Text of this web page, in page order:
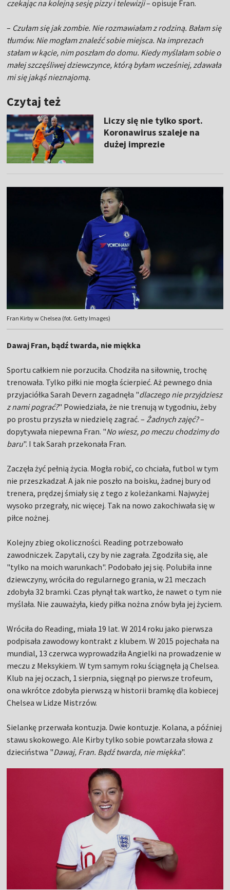
czekając na kolejną sesję pizzy i telewizji– opisuje Fran.
– Czułam się jak zombie. Nie rozmawiałam z rodziną. Bałam się
tłumów. Nie mogłam znaleźć sobie miejsca. Na imprezach
stałam w kącie, nim poszłam do domu. Kiedy myślałam sobie o
małej szczęśliwej dziewczynce, którą byłam wcześniej, zdawała
mi się jakąś nieznajomą.
Czytaj też
Liczy się nie tylko sport.
Koronawirus szaleje na
dużej imprezie
Fran Kirby w Chelsea (fot. Getty Images)
Dawaj Fran, bądź twarda, nie miękka
Sportu całkiem nie porzuciła. Chodziła na siłownię, trochę
trenowała. Tylko piłki nie mogła ścierpieć. Aż pewnego dnia
przyjaciółka Sarah Devern zagadnęła "dlaczego nie przyjdziesz
z nami pograć?" Powiedziała, że nie trenują w tygodniu, żeby
po prostu przyszła w niedzielę zagrać. – Żadnych zajęć?–
dopytywała niepewna Fran. "No wiesz, po meczu chodzimy do
baru". I tak Sarah przekonała Fran.
Zaczęła żyć pełnią życia. Mogła robić, co chciała, futbol w tym
nie przeszkadzał. A jak nie poszło na boisku, żadnej bury od
trenera, prędzej śmiały się z tego z koleżankami. Najwyżej
wysoko przegrały, nic więcej. Tak na nowo zakochiwała się w
piłce nożnej.
Kolejny zbieg okoliczności. Reading potrzebowało
zawodniczek. Zapytali, czy by nie zagrała. Zgodziła się, ale
"tylko na moich warunkach". Podobało jej się. Polubiła inne
dziewczyny, wróciła do regularnego grania, w 21 meczach
zdobyła 32 bramki. Czas płynął tak wartko, że nawet o tym nie
myślała. Nie zauważyła, kiedy piłka nożna znów była jej życiem.
Wróciła do Reading, miała 19 lat. W 2014 roku jako pierwsza
podpisała zawodowy kontrakt z klubem. W 2015 pojechała na
mundial, 13 czerwca wyprowadziła Angielki na prowadzenie w
meczu z Meksykiem. W tym samym roku ściągnęła ją Chelsea.
Klub na jej oczach, 1 sierpnia, sięgnął po pierwsze trofeum,
ona wkrótce zdobyła pierwszą w historii bramkę dla kobiecej
Chelsea w Lidze Mistrzów.
Sielankę przerwała kontuzja. Dwie kontuzje. Kolana, a później
stawu skokowego. Ale Kirby tylko sobie powtarzała słowa z
dzieciństwa "Dawaj, Fran. Bądź twarda, nie miękka".